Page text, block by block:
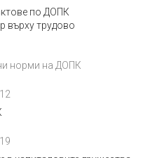
по ДОПК
върху трудово
норми на ДОПК